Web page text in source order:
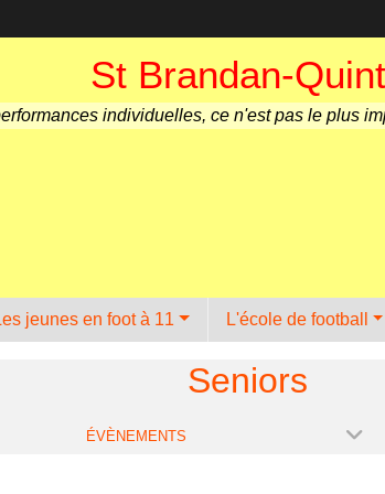
St Brandan-
individuelles, ce n'est pas le plus
jeunes en foot à 11 L'école de football
Seniors
ÉVÈNEMENTS